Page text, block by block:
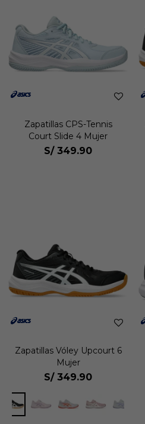
Zapatillas CPS-Tennis
Court Slide 4 Mujer
S/ 349.90
Zapatillas Vóley Upcourt 6
Mujer
S/ 349.90